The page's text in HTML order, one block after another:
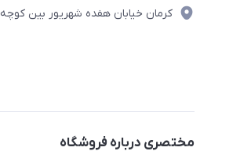
کرمان خیابان هفده شهریور بین کوچه 32 و 34
مختصری درباره فروشگاه